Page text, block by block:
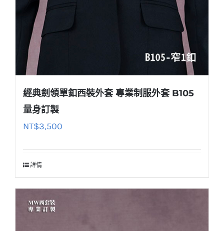
經典劍領單釦西裝外套 專業制服外套 B105
量身訂製
NT$3,500
詳情